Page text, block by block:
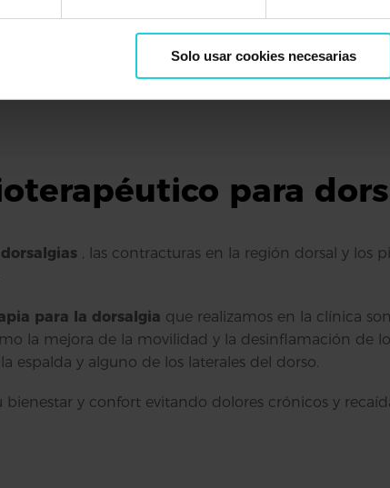
Solo usar cookies necesarias
para
dorsalgias , las contracturas en la región dorsal y los
para la dorsalgia que realizamos en la clínica
la mejora de la movilidad y la desinflamación de
espalda y alguno de los laterales del dorso.
y confort evitando dolores crónicos y